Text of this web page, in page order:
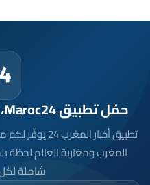
حمّل تطبيق Maroc24، أخبار المغرب تصلك أولاً
تطبيق أخبار
المغرب ومغاربة العالم
شاملة